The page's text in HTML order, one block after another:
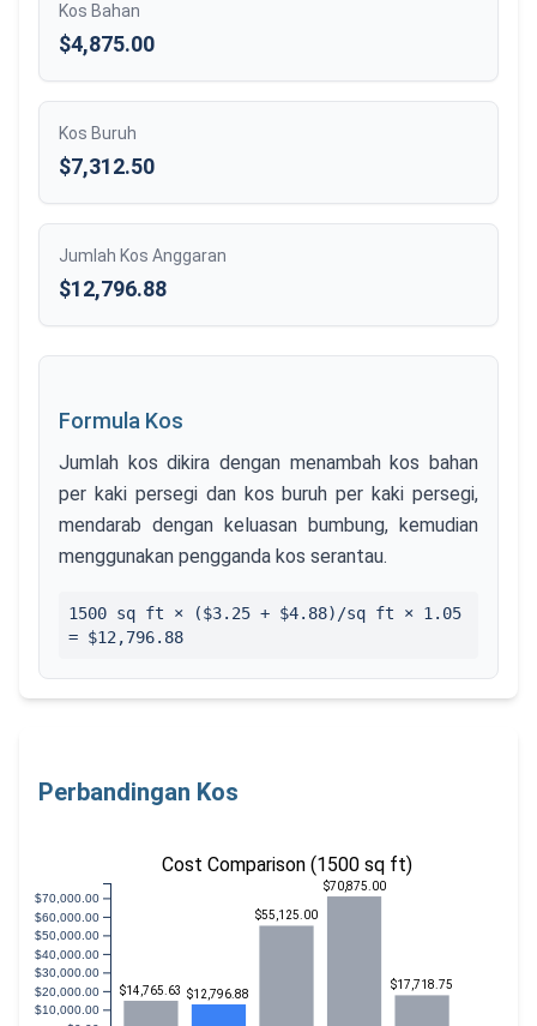
Kos Bahan
$4,875.00
Kos Buruh
$7,312.50
Jumlah Kos Anggaran
$12,796.88
Formula Kos
Jumlah kos dikira dengan menambah kos bahan
per kaki persegi dan kos buruh per kaki persegi,
mendarab dengan keluasan bumbung, kemudian
menggunakan pengganda kos serantau.
1500 sq ft × ($3.25 + $4.88)/sq ft × 1.05
= $12,796.88
Perbandingan Kos
$10,000.00
$20,000.00
$30,000.00
$40,000.00
$50,000.00
$60,000.00
$70,000.00
Cost Comparison (1500 sq ft)
$14,765.63 $12,796.88
$55,125.00
$70,875.00
$17,718.75